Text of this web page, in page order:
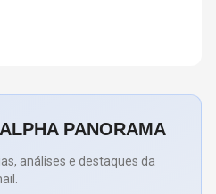
PANORAMA
análises e destaques da